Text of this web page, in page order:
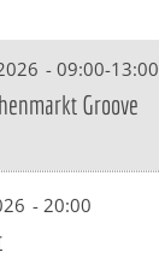
-09:00-13:00
Groove
-20:00